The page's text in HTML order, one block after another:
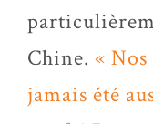
Chine. «
jamais été